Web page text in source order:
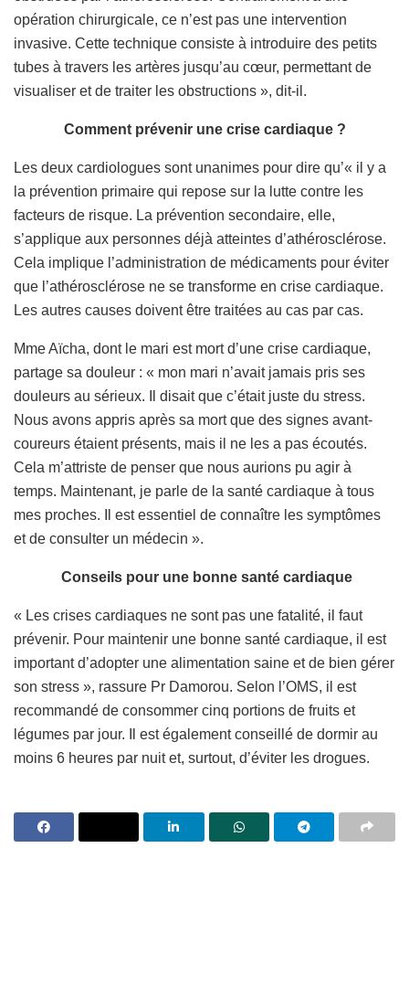
opération chirurgicale, ce n’est pas une intervention
invasive. Cette technique consiste à introduire des petits
tubes à travers les artères jusqu’au cœur, permettant de
visualiser et de traiter les obstructions », dit-il.
Comment prévenir une crise cardiaque ?
Les deux cardiologues sont unanimes pour dire qu’« il y a
la prévention primaire qui repose sur la lutte contre les
facteurs de risque. La prévention secondaire, elle,
s’applique aux personnes déjà atteintes d’athérosclérose.
Cela implique l’administration de médicaments pour éviter
que l’athérosclérose ne se transforme en crise cardiaque.
Les autres causes doivent être traitées au cas par cas.
Mme Aïcha, dont le mari est mort d’une crise cardiaque,
partage sa douleur : « mon mari n’avait jamais pris ses
douleurs au sérieux. Il disait que c’était juste du stress.
Nous avons appris après sa mort que des signes avant-
coureurs étaient présents, mais il ne les a pas écoutés.
Cela m’attriste de penser que nous aurions pu agir à
temps. Maintenant, je parle de la santé cardiaque à tous
mes proches. Il est essentiel de connaître les symptômes
et de consulter un médecin ».
Conseils pour une bonne santé cardiaque
« Les crises cardiaques ne sont pas une fatalité, il faut
prévenir. Pour maintenir une bonne santé cardiaque, il est
important d’adopter une alimentation saine et de bien gérer
son stress », rassure Pr Damorou. Selon l’OMS, il est
recommandé de consommer cinq portions de fruits et
légumes par jour. Il est également conseillé de dormir au
moins 6 heures par nuit et, surtout, d’éviter les drogues.